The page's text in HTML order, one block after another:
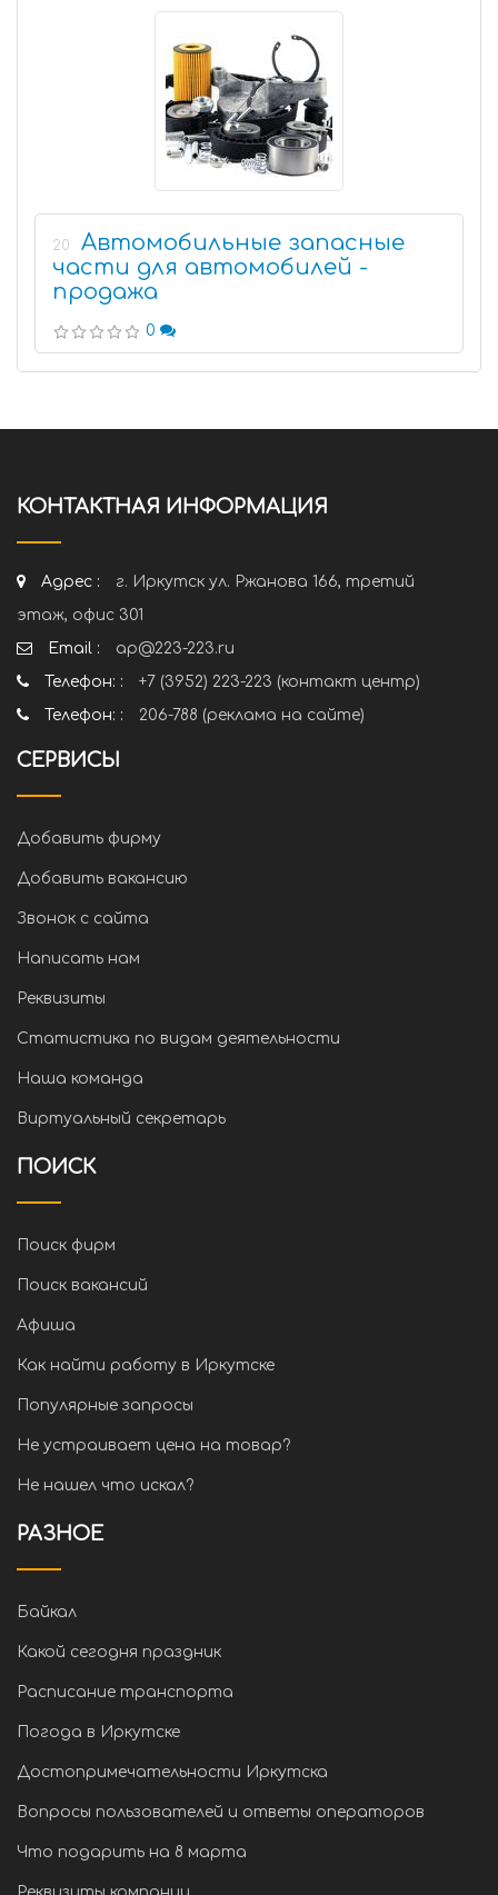
20
Автомобильные запасные
части для автомобилей -
продажа
0
КОНТАКТНАЯ ИНФОРМАЦИЯ
Адрес :
г. Иркутск ул. Ржанова 166, третий
этаж, офис 301
Email :
ap@223-223.ru
Телефон: :
+7 (3952) 223-223 (контакт центр)
Телефон: :
206-788 (реклама на сайте)
СЕРВИСЫ
Добавить фирму
Добавить вакансию
Звонок с сайта
Написать нам
Реквизиты
Статистика по видам деятельности
Наша команда
Виртуальный секретарь
ПОИСК
Поиск фирм
Поиск вакансий
Афиша
Как найти работу в Иркутске
Популярные запросы
Не устраивает цена на товар?
Не нашел что искал?
РАЗНОЕ
Байкал
Какой сегодня праздник
Расписание транспорта
Погода в Иркутске
Достопримечательности Иркутска
Вопросы пользователей и ответы операторов
Что подарить на 8 марта